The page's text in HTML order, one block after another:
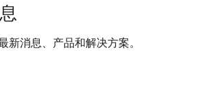
新消息、产品和解决方案。